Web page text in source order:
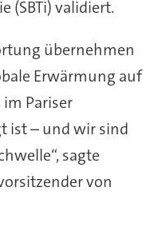
(SBTi) validiert.
übernehmen
Erwärmung auf
im Pariser
ist – und wir sind
sagte
von